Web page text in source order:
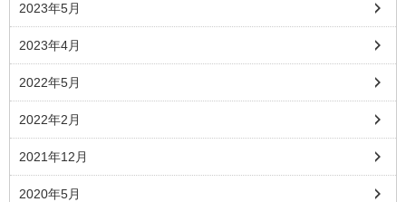
2023年5月
2023年4月
2022年5月
2022年2月
2021年12月
2020年5月